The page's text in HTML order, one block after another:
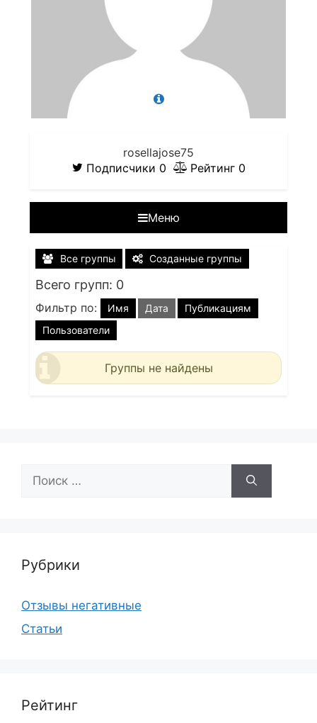
rosellajose75
Подписчики 0 Рейтинг 0
Меню
Все группы Созданные группы
Всего групп: 0
Фильтр по: Имя Дата
Публикациям
Пользователи
Группы не найдены
Рубрики
Отзывы негативные
Статьи
Рейтинг